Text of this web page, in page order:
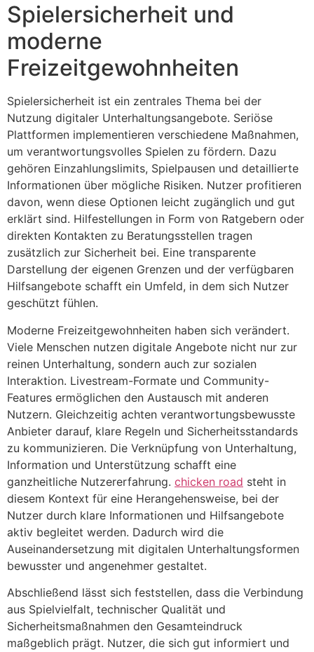
Spielersicherheit und
moderne
Freizeitgewohnheiten
Spielersicherheit ist ein zentrales Thema bei der
Nutzung digitaler Unterhaltungsangebote. Seriöse
Plattformen implementieren verschiedene Maßnahmen,
um verantwortungsvolles Spielen zu fördern. Dazu
gehören Einzahlungslimits, Spielpausen und detaillierte
Informationen über mögliche Risiken. Nutzer profitieren
davon, wenn diese Optionen leicht zugänglich und gut
erklärt sind. Hilfestellungen in Form von Ratgebern oder
direkten Kontakten zu Beratungsstellen tragen
zusätzlich zur Sicherheit bei. Eine transparente
Darstellung der eigenen Grenzen und der verfügbaren
Hilfsangebote schafft ein Umfeld, in dem sich Nutzer
geschützt fühlen.
Moderne Freizeitgewohnheiten haben sich verändert.
Viele Menschen nutzen digitale Angebote nicht nur zur
reinen Unterhaltung, sondern auch zur sozialen
Interaktion. Livestream-Formate und Community-
Features ermöglichen den Austausch mit anderen
Nutzern. Gleichzeitig achten verantwortungsbewusste
Anbieter darauf, klare Regeln und Sicherheitsstandards
zu kommunizieren. Die Verknüpfung von Unterhaltung,
Information und Unterstützung schafft eine
ganzheitliche Nutzererfahrung. chicken road steht in
diesem Kontext für eine Herangehensweise, bei der
Nutzer durch klare Informationen und Hilfsangebote
aktiv begleitet werden. Dadurch wird die
Auseinandersetzung mit digitalen Unterhaltungsformen
bewusster und angenehmer gestaltet.
Abschließend lässt sich feststellen, dass die Verbindung
aus Spielvielfalt, technischer Qualität und
Sicherheitsmaßnahmen den Gesamteindruck
maßgeblich prägt. Nutzer, die sich gut informiert und